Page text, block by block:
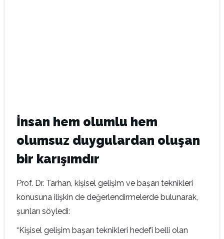
İnsan hem olumlu hem
olumsuz duygulardan oluşan
bir karışımdır
Prof. Dr. Tarhan, kişisel gelişim ve başarı teknikleri
konusuna ilişkin de değerlendirmelerde bulunarak,
şunları söyledi:
“Kişisel gelişim başarı teknikleri hedefi belli olan